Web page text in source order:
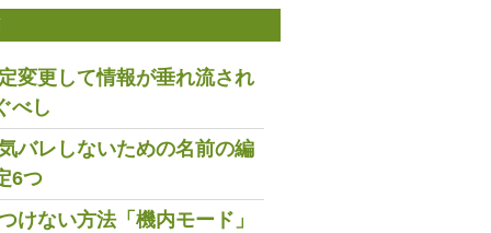
変更して情報が垂れ流され
べし
バレしないための名前の編
6つ
けない方法「機内モード」